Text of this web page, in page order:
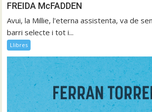
FREIDA McFADDEN
Avui, la Millie, l'eterna assistenta, va de
barri selecte i tot i...
Llibres